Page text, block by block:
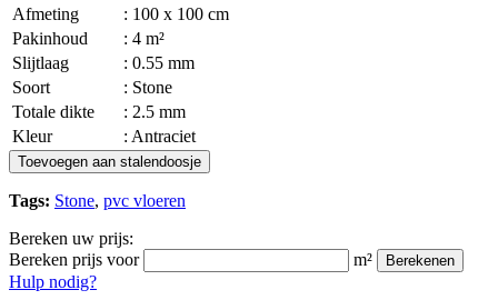
Afmeting
: 100 x 100 cm
Pakinhoud
: 4 m²
Slijtlaag
: 0.55 mm
Soort
: Stone
Totale dikte
: 2.5 mm
Kleur
: Antraciet
Toevoegen aan stalendoosje
Tags: Stone, pvc vloeren
Bereken uw prijs:
Bereken prijs voor
m² Berekenen
Hulp nodig?